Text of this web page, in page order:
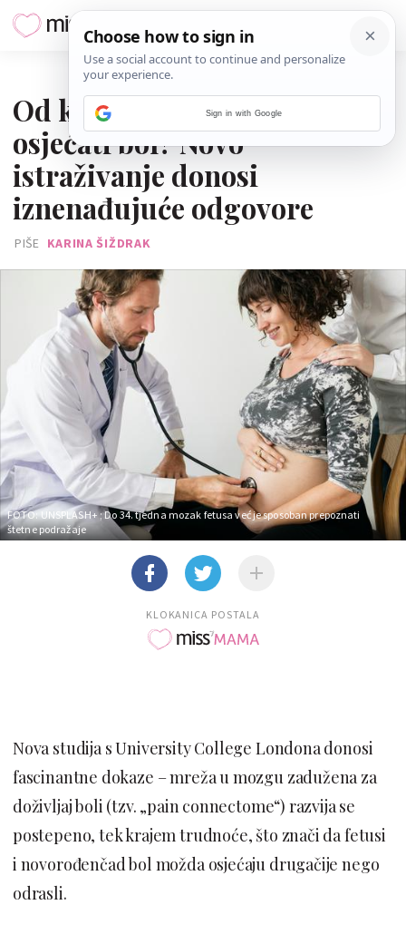
Od kojeg tjedna fetus može
osjećati bol? Novo
istraživanje donosi
iznenađujuće odgovore
PIŠE KARINA ŠIŽDRAK
FOTO: UNSPLASH+; Do 34. tjedna mozak fetusa već je sposoban prepoznati
štetne podražaje
KLOKANICA POSTALA
Nova studija s University College Londona donosi
fascinantne dokaze – mreža u mozgu zadužena za
doživljaj boli (tzv. „pain connectome“) razvija se
postepeno, tek krajem trudnoće, što znači da fetusi
i novorođenčad bol možda osjećaju drugačije nego
odrasli.
Sign in with Google